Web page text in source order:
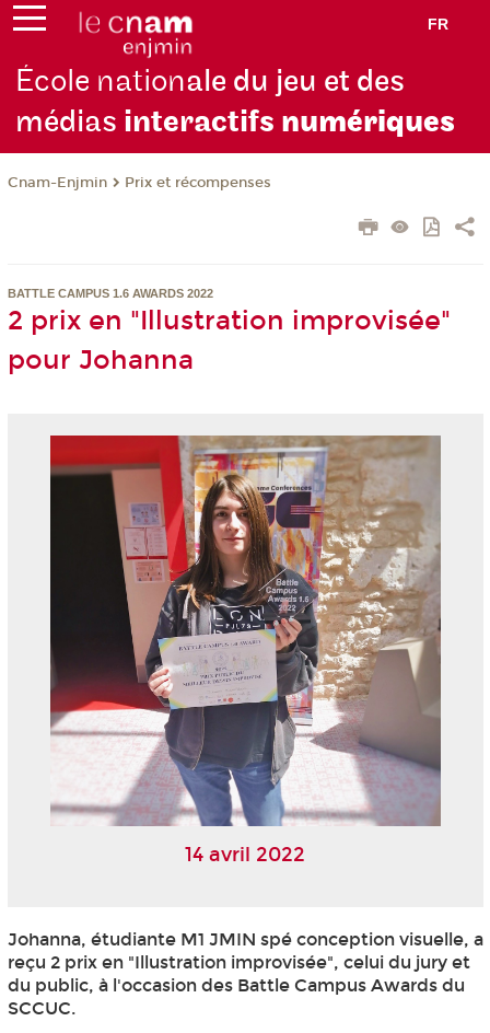
FR
École nationale du jeu et des
médias interactifs numériques
Cnam-Enjmin Prix et récompenses
BATTLE CAMPUS 1.6 AWARDS 2022
2 prix en "Illustration improvisée"
pour Johanna
14 avril 2022
Johanna, étudiante M1 JMIN spé conception visuelle, a
reçu 2 prix en "Illustration improvisée", celui du jury et
du public, à l'occasion des Battle Campus Awards du
SCCUC.